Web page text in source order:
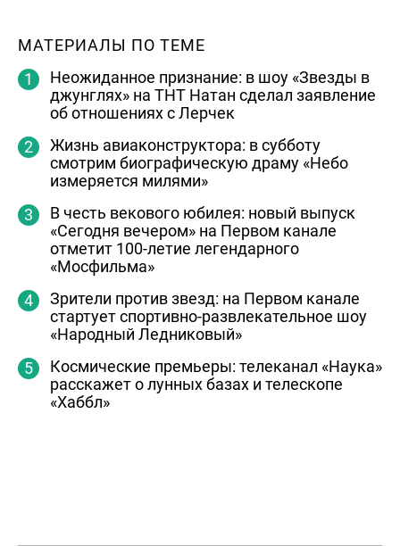
МАТЕРИАЛЫ ПО ТЕМЕ
Неожиданное признание: в шоу «Звезды в
джунглях» на ТНТ Натан сделал заявление
об отношениях с Лерчек
Жизнь авиаконструктора: в субботу
смотрим биографическую драму «Небо
измеряется милями»
В честь векового юбилея: новый выпуск
«Сегодня вечером» на Первом канале
отметит 100-летие легендарного
«Мосфильма»
Зрители против звезд: на Первом канале
стартует спортивно-развлекательное шоу
«Народный Ледниковый»
Космические премьеры: телеканал «Наука»
расскажет о лунных базах и телескопе
«Хаббл»